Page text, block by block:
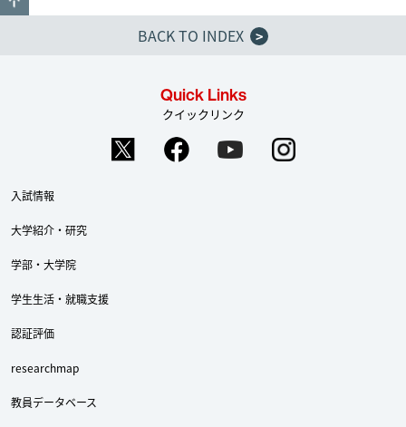
BACK TO INDEX
>
Quick Links
クイックリンク
入試情報
大学紹介・研究
学部・大学院
学生生活・就職支援
認証評価
researchmap
教員データベース